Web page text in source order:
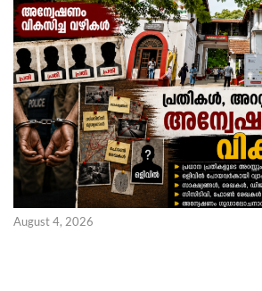
August 4, 2026